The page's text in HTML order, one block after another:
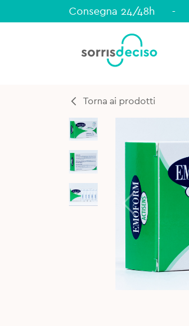
Consegna 24/48h -
Torna ai prodotti